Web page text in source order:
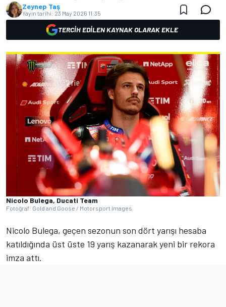
Zeynep Taş
Yayın tarihi: 23 May 2026 11:35
TERCIH EDILEN KAYNAK OLARAK EKLE
Nicolo Bulega, Ducati Team
Fotoğraf: Gold and Goose / Motorsport Images
Nicolo Bulega, geçen sezonun son dört yarışı hesaba
katıldığında üst üste 19 yarış kazanarak yeni bir rekora
imza attı.